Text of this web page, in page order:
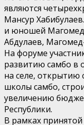
являются
Мансур
и юношей
Абдулаев,
На форуме
развитию самбо в
на селе, открытию
школы самбо,
увеличению
Республики.
В рамках